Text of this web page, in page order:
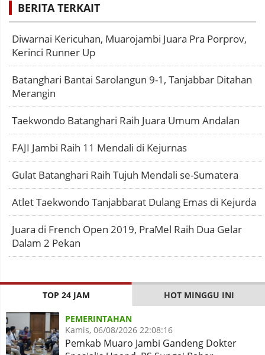
BERITA TERKAIT
Diwarnai Kericuhan, Muarojambi Juara Pra Porprov,
Kerinci Runner Up
Batanghari Bantai Sarolangun 9-1, Tanjabbar Ditahan
Merangin
Taekwondo Batanghari Raih Juara Umum Andalan
FAJI Jambi Raih 11 Mendali di Kejurnas
Gulat Batanghari Raih Tujuh Mendali se-Sumatera
Atlet Taekwondo Tanjabbarat Dulang Emas di Kejurda
Juara di French Open 2019, PraMel Raih Dua Gelar
Dalam 2 Pekan
TOP 24 JAM HOT MINGGU INI
PEMERINTAHAN
Kamis, 06/08/2026 22:08:16
Pemkab Muaro Jambi Gandeng Dokter